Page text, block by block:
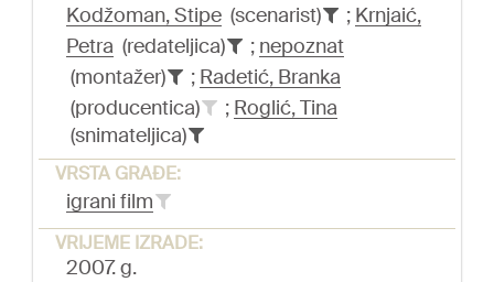
Kodžoman, Stipe (scenarist) ; Krnjaić,
Petra (redateljica) ; nepoznat
(montažer)
; Radetić, Branka
(producentica)
; Roglić, Tina
(snimateljica)
VRSTA GRAĐE:
igrani film
VRIJEME IZRADE:
2007. g.